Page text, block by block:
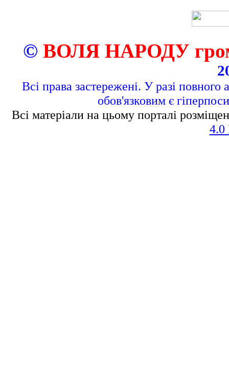
© ВОЛЯ НАРОДУ
Всі права застережені. У разі повного
обов'язковим є
Всі матеріали на цьому порталі
4.0